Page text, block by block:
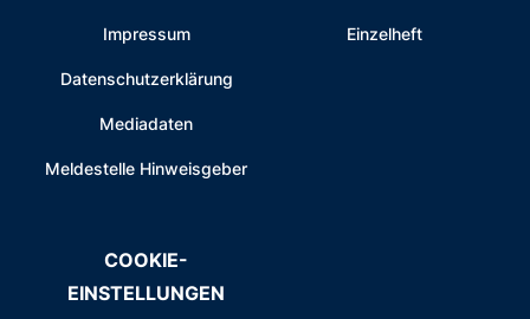
Impressum
Datenschutzerklärung
Mediadaten
Meldestelle Hinweisgeber
Einzelheft
COOKIE-
EINSTELLUNGEN